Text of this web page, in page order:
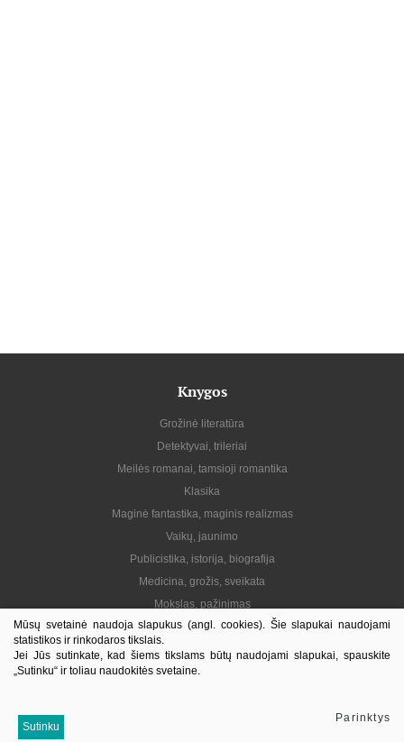
Knygos
Grožinė literatūra
Detektyvai, trileriai
Meilės romanai, tamsioji romantika
Klasika
Maginė fantastika, maginis realizmas
Vaikų, jaunimo
Publicistika, istorija, biografija
Medicina, grožis, sveikata
Mokslas, pažinimas
Praktinė, gyvenimo būdas
Lietuvių autoriai
El. knygos
Mūsų svetainė naudoja slapukus (angl. cookies). Šie slapukai naudojami
statistikos ir rinkodaros tikslais.
Jei Jūs sutinkate, kad šiems tikslams būtų naudojami slapukai, spauskite
„Sutinku“ ir toliau naudokitės svetaine.
Sutinku
Parinktys